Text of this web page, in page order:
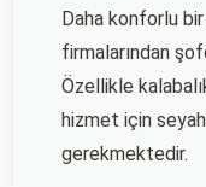
Daha konforlu
firmalarından
Özellikle
hizmet için
gerekmektedir.